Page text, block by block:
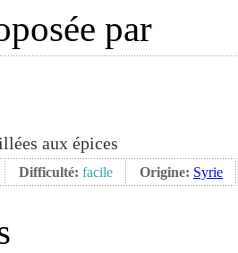
par
aux épices
Difficulté: facile Origine: Syrie